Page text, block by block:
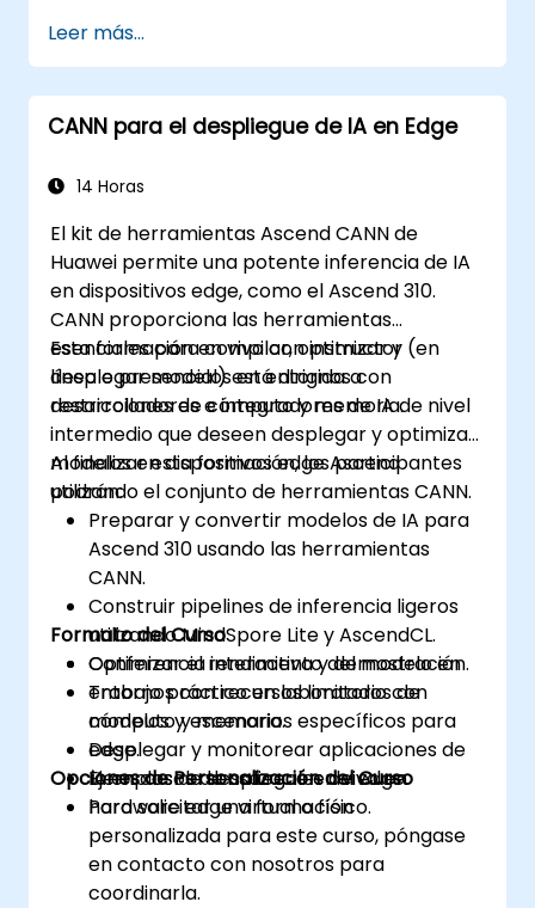
Leer más...
CANN para el despliegue de IA en Edge
14 Horas
El kit de herramientas Ascend CANN de
Huawei permite una potente inferencia de IA
en dispositivos edge, como el Ascend 310.
CANN proporciona las herramientas
esenciales para compilar, optimizar y
desplegar modelos en entornos con
restricciones de cómputo y memoria.
Esta formación en vivo con instructor (en
línea o presencial) está dirigida a
desarrolladores e integradores de IA de nivel
intermedio que deseen desplegar y optimizar
modelos en dispositivos edge Ascend
utilizando el conjunto de herramientas CANN.
Al finalizar esta formación, los participantes
podrán:
Preparar y convertir modelos de IA para
Ascend 310 usando las herramientas
CANN.
Construir pipelines de inferencia ligeros
utilizando MindSpore Lite y AscendCL.
Optimizar el rendimiento del modelo en
entornos con recursos limitados de
cómputo y memoria.
Desplegar y monitorear aplicaciones de
IA en casos de uso reales de edge.
Formato del Curso
Conferencia interactiva y demostración.
Trabajo práctico en laboratorio con
modelos y escenarios específicos para
edge.
Ejemplos de despliegue en vivo en
hardware edge virtual o físico.
Opciones de Personalización del Curso
Para solicitar una formación
personalizada para este curso, póngase
en contacto con nosotros para
coordinarla.